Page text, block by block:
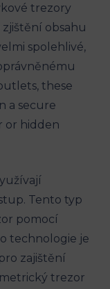
trezory
obsahu
spolehlivé,
these
a secure
or hidden
Tento typ
pomocí
technologie je
zajištění
trezor